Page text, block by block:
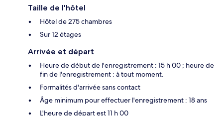
Taille de l'hôtel
Hôtel de 275 chambres
Sur 12 étages
Arrivée et départ
Heure de début de l'enregistrement : 15 h 00 ; heure de
fin de l'enregistrement : à tout moment.
Formalités d'arrivée sans contact
Âge minimum pour effectuer l'enregistrement : 18 ans
L'heure de départ est 11 h 00